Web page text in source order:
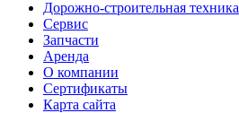
Дорожно-строительная техника
Сервис
Запчасти
Аренда
О компании
Сертификаты
Карта сайта